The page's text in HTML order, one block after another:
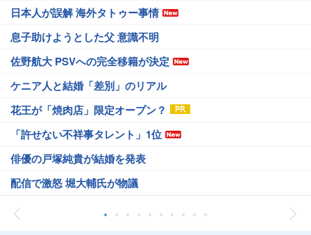
日本人が誤解 海外タトゥー事情
息子助けようとした父 意識不明
佐野航大 PSVへの完全移籍が決定
ケニア人と結婚「差別」のリアル
花王が「焼肉店」限定オープン？
「許せない不祥事タレント」1位
俳優の戸塚純貴が結婚を発表
配信で激怒 堀大輔氏が物議